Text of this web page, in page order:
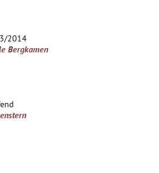
die sie verunsichern und
sollen zum Inhalt
geplant, bei der die Kinder
erfahren und die ihr
2014
Bergkamen